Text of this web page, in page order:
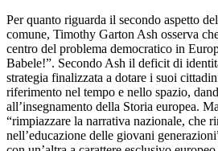
Per quanto riguarda il secondo aspetto
comune, Timothy Garton Ash osserva
centro del problema democratico in
Babele!”. Secondo Ash il deficit di
strategia finalizzata a dotare i suoi
riferimento nel tempo e nello spazio,
all’insegnamento della Storia europea.
“rimpiazzare la narrativa nazionale, che
nell’educazione delle giovani